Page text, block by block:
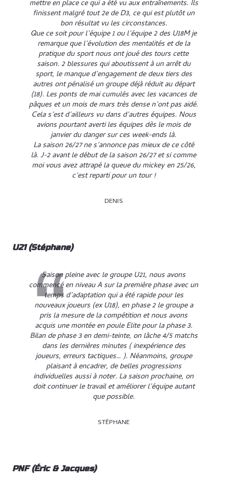
mettre en place ce qui a été vu aux entraînements. Ils
finissent malgré tout 2e de D3, ce qui est plutôt un
bon résultat vu les circonstances.
Que ce soit pour l’équipe 1 ou l’équipe 2 des U18M je
remarque que l’évolution des mentalités et de la
pratique du sport nous ont joué des tours cette
saison. 2 blessures qui aboutissent à un arrêt du
sport, le manque d’engagement de deux tiers des
autres ont pénalisé un groupe déjà réduit au départ
(18). Les ponts de mai cumulés avec les vacances de
pâques et un mois de mars très dense n’ont pas aidé.
Cela s’est d’ailleurs vu dans d’autres équipes. Nous
avions pourtant averti les équipes dès le mois de
janvier du danger sur ces week-ends là.
La saison 26/27 ne s’annonce pas mieux de ce côté
là. J-2 avant le début de la saison 26/27 et si comme
moi vous avez attrapé la queue du mickey en 25/26,
c’est reparti pour un tour !
DENIS
U21 (Stéphane)
Saison pleine avec le groupe U21, nous avons
commencé en niveau A sur la première phase avec un
temps d’adaptation qui a été rapide pour les
nouveaux joueurs (ex U18), en phase 2 le groupe a
pris la mesure de la compétition et nous avons
acquis une montée en poule Elite pour la phase 3.
Bilan de phase 3 en demi-teinte, on lâche 4/5 matchs
dans les dernières minutes ( inexpérience des
joueurs, erreurs tactiques… ). Néanmoins, groupe
plaisant à encadrer, de belles progressions
individuelles aussi à noter. La saison prochaine, on
doit continuer le travail et améliorer l’équipe autant
que possible.
STÉPHANE
PNF (Éric & Jacques)